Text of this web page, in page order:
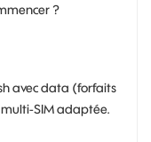
?
avec data (forfaits
SIM adaptée.